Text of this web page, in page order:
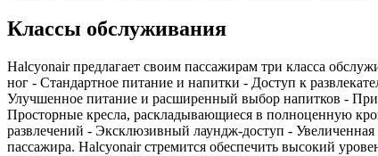
Классы обслуживания
Halcyonair предлагает своим пассажирам три класса
ног - Стандартное питание и напитки - Доступ к
Улучшенное питание и расширенный выбор напитков -
Просторные кресла, раскладывающиеся в полноценную
развлечений - Эксклюзивный лаундж-доступ -
пассажира. Halcyonair стремится обеспечить высокий